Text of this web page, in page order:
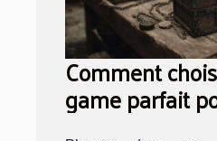
Comment
game parfait
expérience